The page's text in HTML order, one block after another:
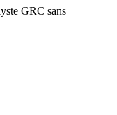
GRC sans